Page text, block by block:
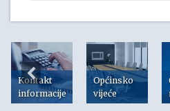
Kontakt
informacije
Općinsko
vijeće